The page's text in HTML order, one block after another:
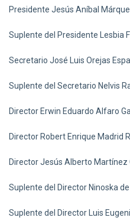
Presidente Jesús Aníbal
Suplente del Presidente Lesbia
Secretario José Luis Orejas
Suplente del Secretario Nelvis
Director Erwin Eduardo Alfaro
Director Robert Enrique Madrid
Director Jesús Alberto Martínez
Suplente del Director Ninoska
Suplente del Director Luis